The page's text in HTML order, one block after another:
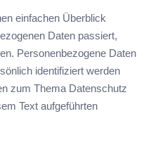
einfachen Überblick
Daten passiert,
Personenbezogene Daten
identifiziert werden
zum Thema Datenschutz
Text aufgeführten